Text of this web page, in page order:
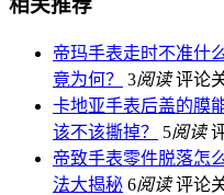
相关推荐
帝玛手表走时不准什
竟为何？
3阅读 评论
卡地亚手表后盖的膜
该不该撕掉？
5阅读
帝致手表零件脱落怎
法大揭秘 6阅读 评论